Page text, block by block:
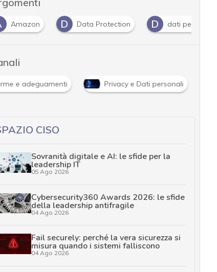
Data Protection D dati personali F fornitori
Norme e adeguamenti Privacy e Dati personali
CISO
Sovranità digitale e AI: le sfide per la
leadership IT
05 Ago 2026
Cybersecurity360 Awards 2026: le sfide
della leadership antifragile
04 Ago 2026
Fail securely: perché la vera sicurezza si
misura quando i sistemi falliscono
04 Ago 2026